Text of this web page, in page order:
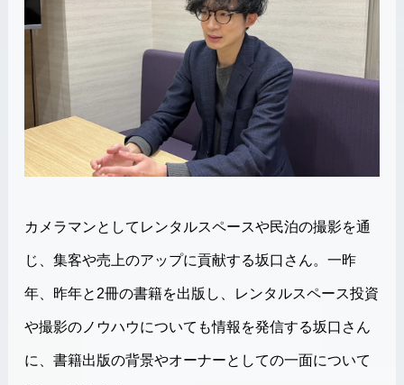
カメラマンとしてレンタルスペースや民泊の撮影を通
じ、集客や売上のアップに貢献する坂口さん。一昨
年、昨年と2冊の書籍を出版し、レンタルスペース投資
や撮影のノウハウについても情報を発信する坂口さん
に、書籍出版の背景やオーナーとしての一面について